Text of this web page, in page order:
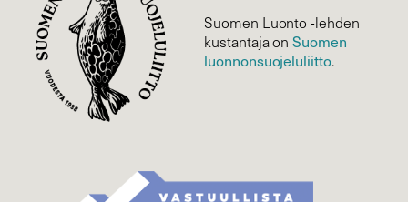
Suomen Luonto -lehden
kustantaja onSuomen
luonnonsuojelu­liitto.